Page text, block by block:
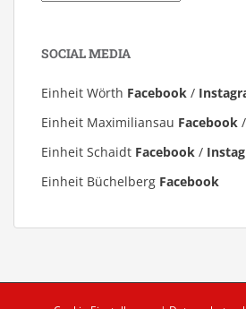
SOCIAL MEDIA
Einheit Wörth Facebook /
Einheit Maximiliansau Facebook /
Einheit Schaidt Facebook /
Einheit Büchelberg Facebook